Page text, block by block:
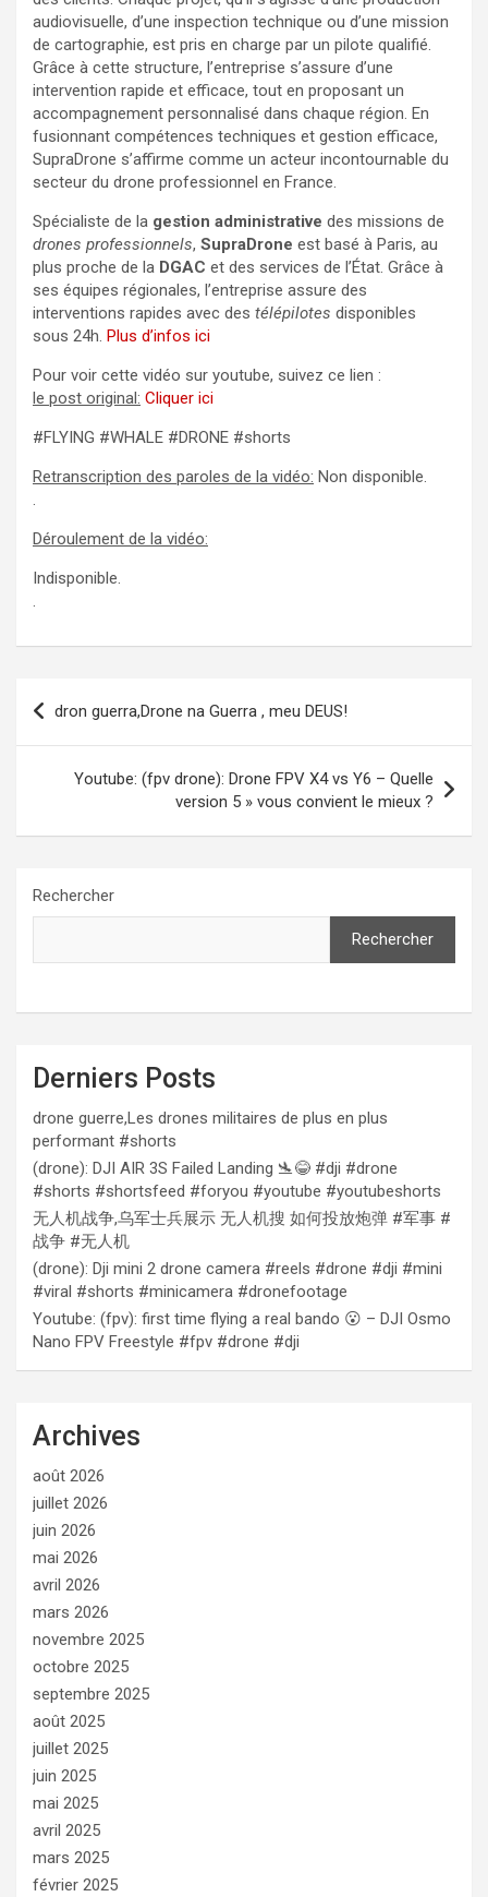
audiovisuelle, d’une inspection technique ou d’une mission
de cartographie, est pris en charge par un pilote qualifié.
Grâce à cette structure, l’entreprise s’assure d’une
intervention rapide et efficace, tout en proposant un
accompagnement personnalisé dans chaque région. En
fusionnant compétences techniques et gestion efficace,
SupraDrone s’affirme comme un acteur incontournable du
secteur du drone professionnel en France.
Spécialiste de la gestion administrative des missions de
drones professionnels, SupraDrone est basé à Paris, au
plus proche de la DGAC et des services de l’État. Grâce à
ses équipes régionales, l’entreprise assure des
interventions rapides avec des télépilotes disponibles
sous 24h. Plus d’infos ici
Pour voir cette vidéo sur youtube, suivez ce lien :
le post original: Cliquer ici
#FLYING #WHALE #DRONE #shorts
Retranscription des paroles de la vidéo: Non disponible.
.
Déroulement de la vidéo:
Indisponible.
.
Navigation
de
l’article
dron guerra,Drone na Guerra , meu DEUS!
Youtube: (fpv drone): Drone FPV X4 vs Y6 – Quelle
version 5 » vous convient le mieux ?
Rechercher
Rechercher
Derniers Posts
drone guerre,Les drones militaires de plus en plus
performant #shorts
(drone): DJI AIR 3S Failed Landing 🛬😂 #dji #drone
#shorts #shortsfeed #foryou #youtube #youtubeshorts
无人机战争,乌军士兵展示 无人机搜 如何投放炮弹 #军事 #
战争 #无人机
(drone): Dji mini 2 drone camera #reels #drone #dji #mini
#viral #shorts #minicamera #dronefootage
Youtube: (fpv): first time flying a real bando 😮 – DJI Osmo
Nano FPV Freestyle #fpv #drone #dji
Archives
août 2026
juillet 2026
juin 2026
mai 2026
avril 2026
mars 2026
novembre 2025
octobre 2025
septembre 2025
août 2025
juillet 2025
juin 2025
mai 2025
avril 2025
mars 2025
février 2025